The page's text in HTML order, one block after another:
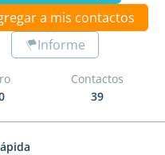
a mis contactos
Informe
Contactos
39